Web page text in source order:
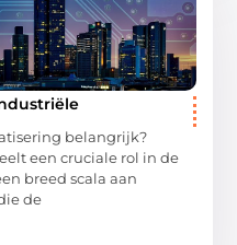
belangrijk?
een cruciale rol in de
breed scala aan
de